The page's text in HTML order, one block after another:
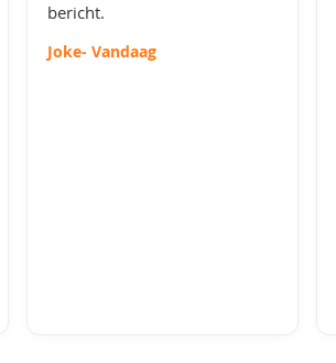
bericht.
Joke- Vandaag